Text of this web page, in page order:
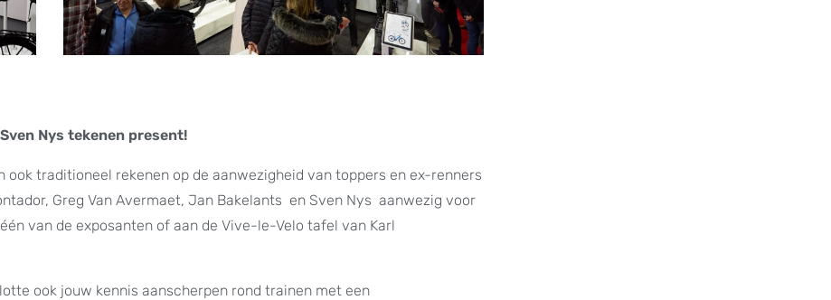
Nys tekenen present!
traditioneel rekenen op de aanwezigheid van toppers en ex-renners
Greg Van Avermaet, Jan Bakelants en Sven Nys aanwezig voor
van de exposanten of aan de Vive-le-Velo tafel van Karl
ook jouw kennis aanscherpen rond trainen met een